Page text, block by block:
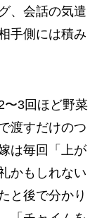
、会話の気遣
手側には積み
〜3回ほど野菜
渡すだけのつ
は毎回「上が
かもしれない
と後で分かり